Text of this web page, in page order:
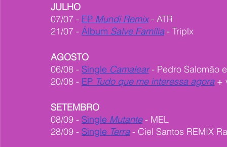
JULHO
07/07 - EP Mundi Remix - ATR
21/07 - Álbum Salve Família - Triplx
AGOSTO
06/08 - Single Camalear - Pedro Salomão
20/08 - EP Tudo que me interessa agora +
SETEMBRO
08/09 - Single Mutante - MEL
28/09 - Single Terra - Ciel Santos REMIX